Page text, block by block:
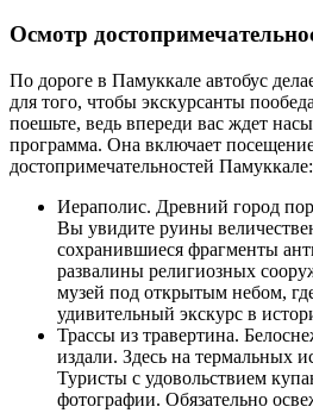
Осмотр
По дороге в Памуккале автобус
для того, чтобы экскурсанты
поешьте, ведь впереди вас ждет
программа. Она включает
достопримечательностей Памуккале:
Иераполис. Древний город
Вы увидите руины
сохранившиеся фрагменты
развалины религиозных
музей под открытым небом,
удивительный экскурс в
Трассы из травертина.
издали. Здесь на термальных
Туристы с удовольствием
фотографии. Обязательно